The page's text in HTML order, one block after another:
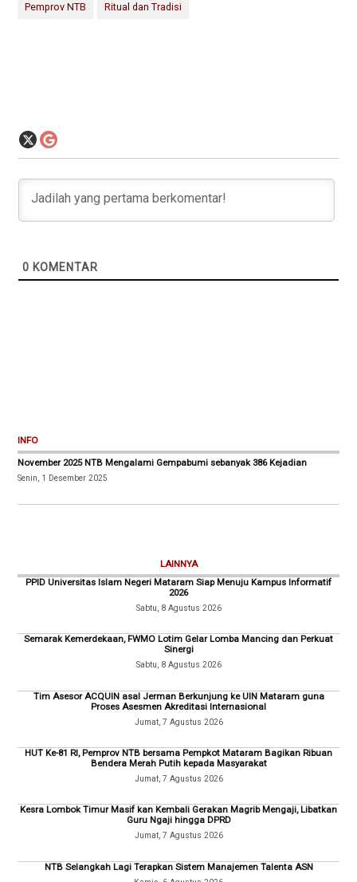
Pemprov NTB Ritual dan Tradisi
0 KOMENTAR
INFO
November 2025 NTB Mengalami Gempabumi sebanyak 386 Kejadian
Senin, 1 Desember 2025
LAINNYA
PPID Universitas Islam Negeri Mataram Siap Menuju Kampus Informatif
2026
Sabtu, 8 Agustus 2026
Semarak Kemerdekaan, FWMO Lotim Gelar Lomba Mancing dan Perkuat
Sinergi
Sabtu, 8 Agustus 2026
Tim Asesor ACQUIN asal Jerman Berkunjung ke UIN Mataram guna
Proses Asesmen Akreditasi Internasional
Jumat, 7 Agustus 2026
HUT Ke-81 RI, Pemprov NTB bersama Pempkot Mataram Bagikan Ribuan
Bendera Merah Putih kepada Masyarakat
Jumat, 7 Agustus 2026
Kesra Lombok Timur Masif kan Kembali Gerakan Magrib Mengaji, Libatkan
Guru Ngaji hingga DPRD
Jumat, 7 Agustus 2026
NTB Selangkah Lagi Terapkan Sistem Manajemen Talenta ASN